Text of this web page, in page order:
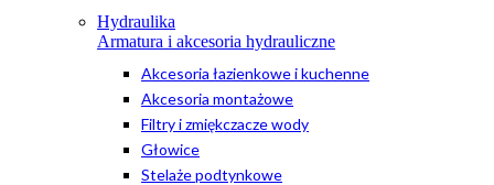
Hydraulika
Armatura i akcesoria hydrauliczne
Akcesoria łazienkowe i kuchenne
Akcesoria montażowe
Filtry i zmiękczacze wody
Głowice
Stelaże podtynkowe